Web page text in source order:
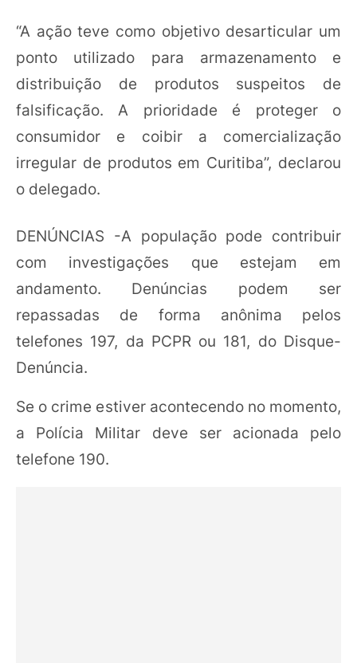
“A ação teve como objetivo desarticular um
ponto utilizado para armazenamento e
distribuição de produtos suspeitos de
falsificação. A prioridade é proteger o
consumidor e coibir a comercialização
irregular de produtos em Curitiba”, declarou
o delegado.
DENÚNCIAS -A população pode contribuir
com investigações que estejam em
andamento. Denúncias podem ser
repassadas de forma anônima pelos
telefones 197, da PCPR ou 181, do Disque-
Denúncia.
Se o crime estiver acontecendo no momento,
a Polícia Militar deve ser acionada pelo
telefone 190.